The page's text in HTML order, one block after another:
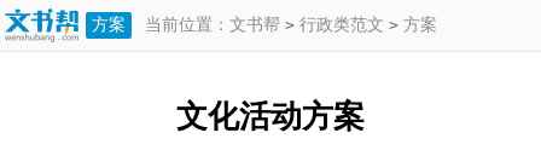
方案 当前位置： 文书帮 > 行政类范文 > 方案
文化活动方案